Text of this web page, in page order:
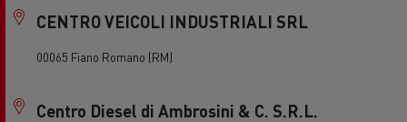
CENTRO VEICOLI INDUSTRIALI SRL
00065 Fiano Romano (RM)
Centro Diesel di Ambrosini & C. S.R.L.